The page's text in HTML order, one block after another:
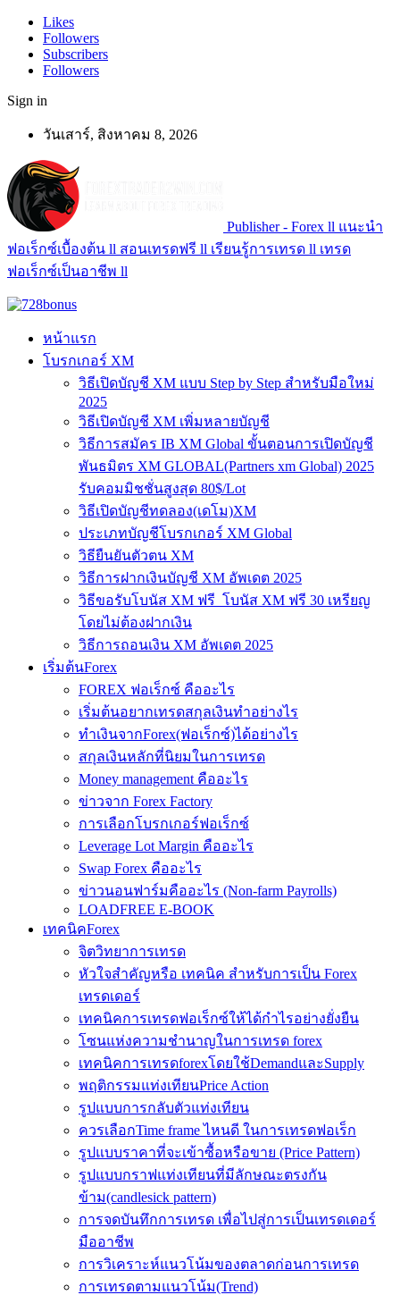
Likes
Followers
Subscribers
Followers
Sign in
วันเสาร์, สิงหาคม 8, 2026
Publisher - Forex ll แนะนำ
ฟอเร็กซ์เบื้องต้น ll สอนเทรดฟรี ll เรียนรู้การเทรด ll เทรด
ฟอเร็กซ์เป็นอาชีพ ll
หน้าแรก
โบรกเกอร์ XM
วิธีเปิดบัญชี XM แบบ Step by Step สำหรับมือใหม่
2025
วิธีเปิดบัญชี XM เพิ่มหลายบัญชี
วิธีการสมัคร IB XM Global ขั้นตอนการเปิดบัญชี
พันธมิตร XM GLOBAL(Partners xm Global) 2025
รับคอมมิชชั่นสูงสุด 80$/Lot
วิธีเปิดบัญชีทดลอง(เดโม)XM
ประเภทบัญชีโบรกเกอร์ XM Global
วิธียืนยันตัวตน XM
วิธีการฝากเงินบัญชี XM อัพเดต 2025
วิธีขอรับโบนัส XM ฟรี โบนัส XM ฟรี 30 เหรียญ
โดยไม่ต้องฝากเงิน
วิธีการถอนเงิน XM อัพเดต 2025
เริ่มต้นForex
FOREX ฟอเร็กซ์ คืออะไร
เริ่มต้นอยากเทรดสกุลเงินทำอย่างไร
ทำเงินจากForex(ฟอเร็กซ์)ได้อย่างไร
สกุลเงินหลักที่นิยมในการเทรด
Money management คืออะไร
ข่าวจาก Forex Factory
การเลือกโบรกเกอร์ฟอเร็กซ์
Leverage Lot Margin คืออะไร
Swap Forex คืออะไร
ข่าวนอนฟาร์มคืออะไร (Non-farm Payrolls)
LOADFREE E-BOOK
เทคนิคForex
จิตวิทยาการเทรด
หัวใจสำคัญหรือ เทคนิค สำหรับการเป็น Forex
เทรดเดอร์
เทคนิคการเทรดฟอเร็กซ์ให้ได้กำไรอย่างยั่งยืน
โซนแห่งความชำนาญในการเทรด forex
เทคนิคการเทรดforexโดยใช้DemandและSupply
พฤติกรรมแท่งเทียนPrice Action
รูปแบบการกลับตัวแท่งเทียน
ควรเลือกTime frame ไหนดี ในการเทรดฟอเร็ก
รูปแบบราคาที่จะเข้าซื้อหรือขาย (Price Pattern)
รูปแบบกราฟแท่งเทียนที่มีลักษณะตรงกัน
ข้าม(candlesick pattern)
การจดบันทึกการเทรด เพื่อไปสู่การเป็นเทรดเดอร์
มืออาชีพ
การวิเคราะห์แนวโน้มของตลาดก่อนการเทรด
การเทรดตามแนวโน้ม(Trend)